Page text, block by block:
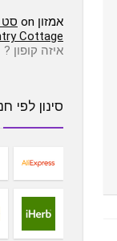
אמזון on
Cottage
איזה קופון ?
סינון לפי